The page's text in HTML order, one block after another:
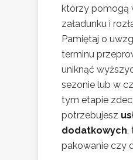
którzy pomogą
załadunku i
Pamiętaj o
terminu
uniknąć
sezonie lub w
tym etapie
potrzebujesz
dodatkowych
pakowanie czy